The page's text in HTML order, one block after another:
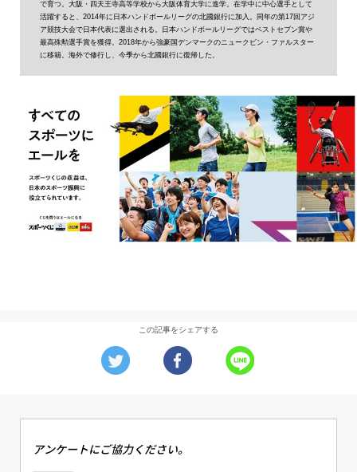
で育つ。大阪・四天王寺高等学校から大阪体育大学に進学。在学中に中心選手として
活躍すると、2014年に日本ハンドボールリーグの北國銀行に加入。同年の第17回アジ
ア競技大会で日本代表に選出される。日本ハンドボールリーグではベストセブン賞や
最高殊勲選手賞を獲得。2018年から強豪国デンマークのニュークビン・ファルスター
に移籍。海外で修行し、今季から北國銀行に復帰した。
この記事をシェアする
アンケートにご協力ください。